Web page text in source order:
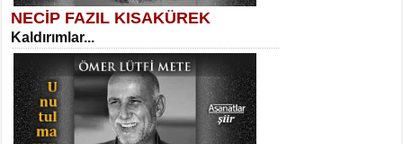
SELAHATTİN YILDIZ
İnsanın Zindanı...
Sibel Orhan
İki Kırık Boşluk...
NECİP FAZIL KISAKÜREK
Kaldırımlar...